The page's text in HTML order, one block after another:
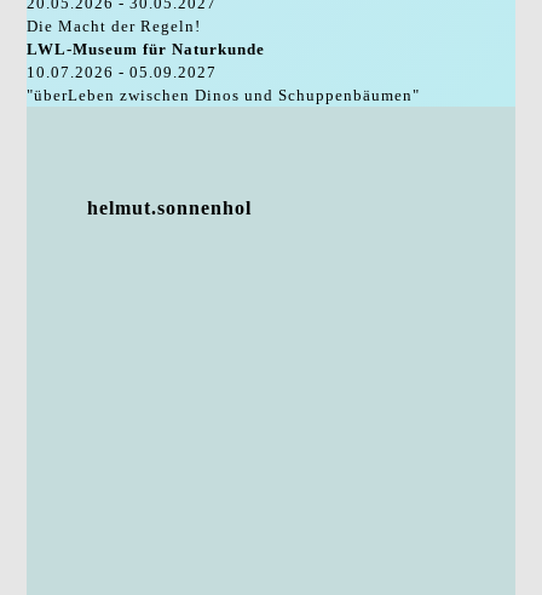
Die Macht der Regeln!
LWL-Museum für Naturkunde
10.07.2026 - 05.09.2027
"überLeben zwischen Dinos und Schuppenbäumen"
helmut.sonnenhol